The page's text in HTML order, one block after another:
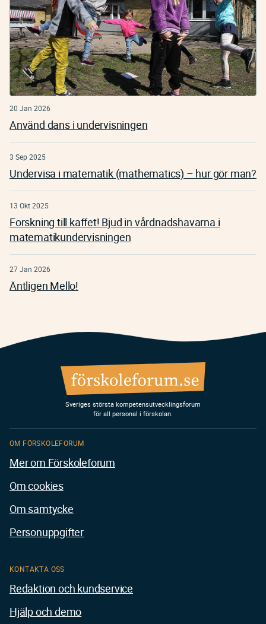
20 Jan 2026
Använd dans i undervisningen
3 Sep 2025
Undervisa i matematik (mathematics) – hur gör man?
13 Okt 2025
Forskning till kaffet! Bjud in vårdnadshavarna i
matematikundervisningen
27 Jan 2026
Äntligen Mello!
Sveriges största kompetensutvecklingsforum
för all personal i förskolan.
KONTAKTA OSS
Redaktion och kundservice
Hjälp och demo
OM FÖRSKOLEFORUM
Mer om Förskoleforum
Om cookies
Om samtycke
Personuppgifter